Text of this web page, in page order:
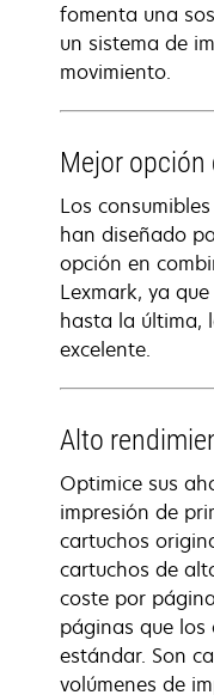
fomenta una
un sistema de
movimiento.
Mejor
Los
han diseñado
opción en
Lexmark, ya
hasta la última,
excelente.
Alto
Optimice sus
impresión de
cartuchos
cartuchos de
coste por
páginas que
estándar. Son
volúmenes de